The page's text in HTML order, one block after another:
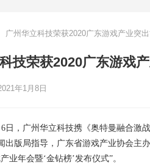
广州华立科技荣获2020广东游戏产业突
技荣获2020广东游戏
年1月8日
6日，广州华立科技携《奥特曼融合激
出版局指导，广东省游戏产业协会主
业年会暨‘金钻榜’发布仪式”。